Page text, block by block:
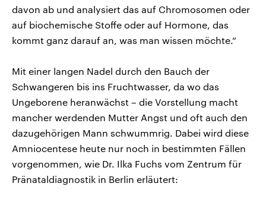
davon ab und analysiert das auf Chromosomen oder
auf biochemische Stoffe oder auf Hormone, das
kommt ganz darauf an, was man wissen möchte.“
Mit einer langen Nadel durch den Bauch der
Schwangeren bis ins Fruchtwasser, da wo das
Ungeborene heranwächst – die Vorstellung macht
mancher werdenden Mutter Angst und oft auch den
dazugehörigen Mann schwummrig. Dabei wird diese
Amniocentese heute nur noch in bestimmten Fällen
vorgenommen, wie Dr. Ilka Fuchs vom Zentrum für
Pränataldiagnostik in Berlin erläutert: